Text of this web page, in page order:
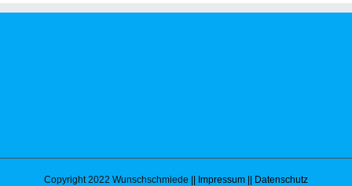
Copyright 2022 Wunschschmiede || Impressum || Datenschutz